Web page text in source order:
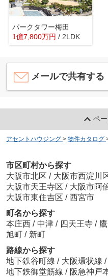
パークタワー梅田
1億7,800万円 / 2LDK
メールで共有する
ペ
アセントハウジング > 物件カタログ
市区町村から探す
大阪市北区 / 大阪市西淀川
大阪市天王寺区 / 大阪市阿
大阪市東住吉区 / 西宮市
町名から探す
本庄西 / 中津 / 四天王寺 /
旭町 / 新町
路線から探す
地下鉄谷町線 / 大阪環状線 /
地下鉄御堂筋線 / 阪急神戸